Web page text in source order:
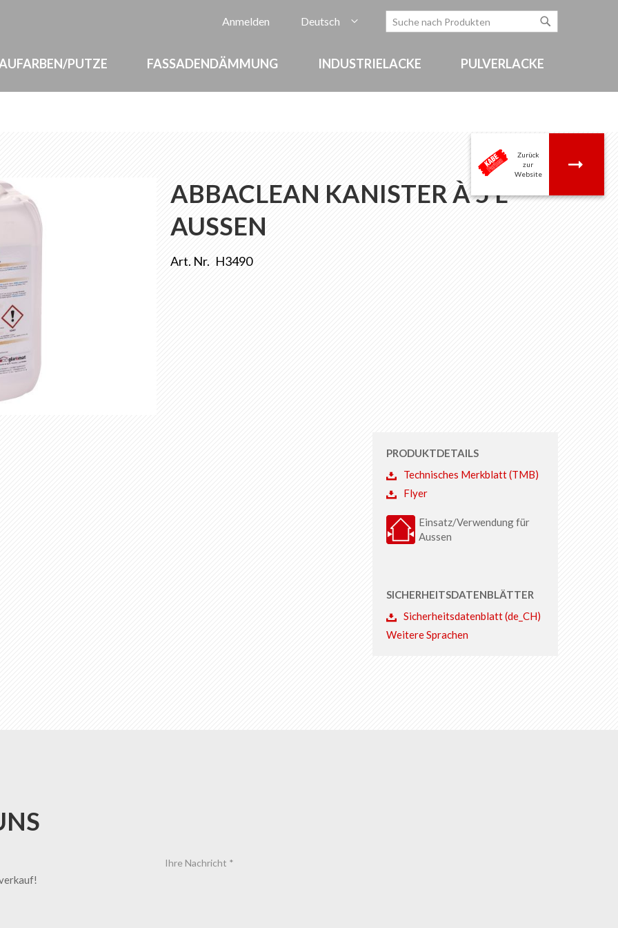
Anmelden
Deutsch
Search
Zurück
zur
Website
PUTZE FASSADENDÄMMUNG INDUSTRIELACKE PULVERLACKE
ABBACLEAN KANISTER À 5 L
AUSSEN
Art. Nr. H3490
PRODUKTDETAILS
Technisches Merkblatt (TMB)
Flyer
Einsatz/Verwendung für
Aussen
SICHERHEITSDATENBLÄTTER
Sicherheitsdatenblatt (de_CH)
Weitere Sprachen